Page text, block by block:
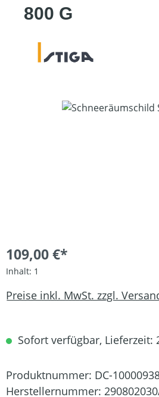
800 G
Bildergalerie überspringen
109,00 €*
Inhalt: 1
Preise inkl. MwSt. zzgl.
Sofort verfügbar, Lieferzeit:
Produktnummer: DC-
Herstellernummer: